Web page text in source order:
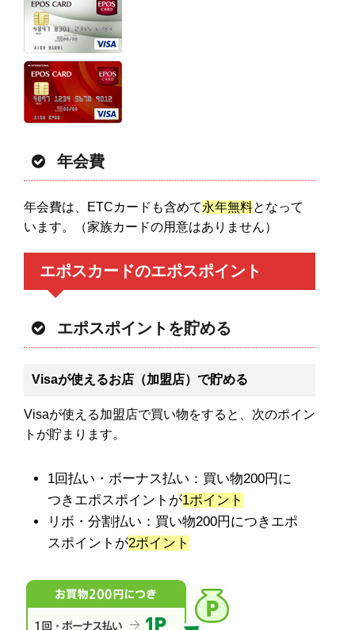
年会費
年会費は、ETCカードも含めて永年無料となって
います。（家族カードの用意はありません）
エポスカードのエポスポイント
エポスポイントを貯める
Visaが使えるお店（加盟店）で貯める
Visaが使える加盟店で買い物をすると、次のポイン
トが貯まります。
1回払い・ボーナス払い：買い物200円に
つきエポスポイントが1ポイント
リボ・分割払い：買い物200円につきエポ
スポイントが2ポイント